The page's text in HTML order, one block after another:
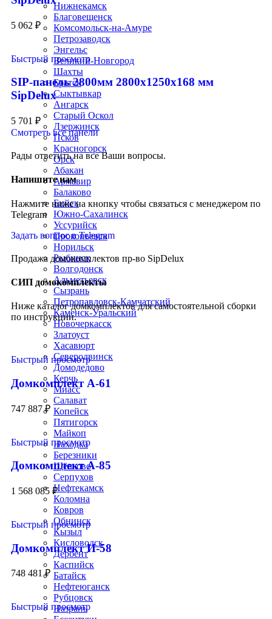
Нижнекамск
Благовещенск
Комсомольск-на-Амуре
Петрозаводск
Энгельс
Великий-Новгород
Шахты
Братск
Сыктывкар
Ангарск
Старый Оскол
Дзержинск
Псков
Красногорск
Орск
Абакан
Армавир
Балаково
Бийск
Южно-Сахалинск
Уссурийск
Прокопьевск
Норильск
Рыбинск
Волгодонск
Альметьевск
Сызрань
Петропавловск-Камчатский
Каменск-Уральский
Новочеркасск
Златоуст
Хасавюрт
Северодвинск
Домодедово
Керчь
Миасс
Салават
Копейск
Пятигорск
Майкоп
Находка
Березники
Щёлково
Серпухов
Нефтекамск
Коломна
Ковров
Обнинск
Кызыл
Кисловодск
Дербент
Каспийск
Батайск
Нефтеюганск
Рубцовск
Назрань
5 062 ₽
Быстрый просмотр
SIP-панель 2800мм 2800x1250x168 мм
SipDelux
5 701 ₽
Смотреть все панели
Рады ответить на все Ваши вопросы.
Напишите нам
Нажмите ниже на кнопку чтобы связаться с менеджером по
Telegram
Задать вопрос в Telegram
Продажа домокомплектов пр-во SipDelux
СИП домокомплекты
Ниже каталог домкомплектов для самостоятельной сборки
по инструкции.
Быстрый просмотр
Домкомплект А-61
747 887₽
Быстрый просмотр
Домкомплект А-85
1 568 085 ₽
Быстрый просмотр
Домкомплект И-58
748 481₽
Быстрый просмотр